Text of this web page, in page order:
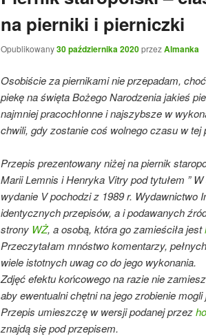
na pierniki i pierniczki
Opublikowany30 października 2020przezAlmanka
Osobiście za piernikami nie przepadam,
piekę na święta Bożego Narodzenia jakieś
najmniej pracochłonne i najszybsze w
chwili, gdy zostanie coś wolnego czasu w
Przepis prezentowany niżej na piernik
Marii Lemnis i Henryka Vitry pod tytułem ”
wydanie V pochodzi z 1989 r. Wydawnictwo
identycznych przepisów, a i podawanych
strony WŻ, a osobą, która go zamieściła jest
Przeczytałam mnóstwo komentarzy,
wiele istotnych uwag co do jego wykonania.
Zdjęć efektu końcowego na razie nie
aby ewentualni chętni na jego zrobienie
Przepis umieszczę w wersji podanej przez
znajdą się pod przepisem.